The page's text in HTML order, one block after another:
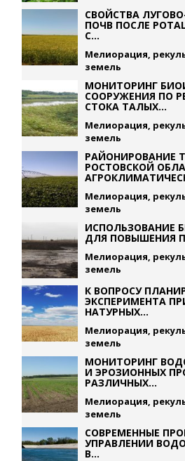
СВОЙСТВА
ПОЧВ ПОСЛЕ
С...
Мелиорация,
земель
МОНИТОРИНГ
СООРУЖЕНИЯ ПО
СТОКА ТАЛЫХ...
Мелиорация,
земель
РАЙОНИРОВАНИЕ
РОСТОВСКОЙ
Мелиорация,
земель
ИСПОЛЬЗОВАНИЕ
ДЛЯ ПОВЫШЕНИЯ
Мелиорация,
земель
К ВОПРОСУ
ЭКСПЕРИМЕНТА
НАТУРНЫХ...
Мелиорация,
земель
МОНИТОРИНГ
И ЭРОЗИОННЫХ
РАЗЛИЧНЫХ...
Мелиорация,
земель
СОВРЕМЕННЫЕ
УПРАВЛЕНИИ
В...